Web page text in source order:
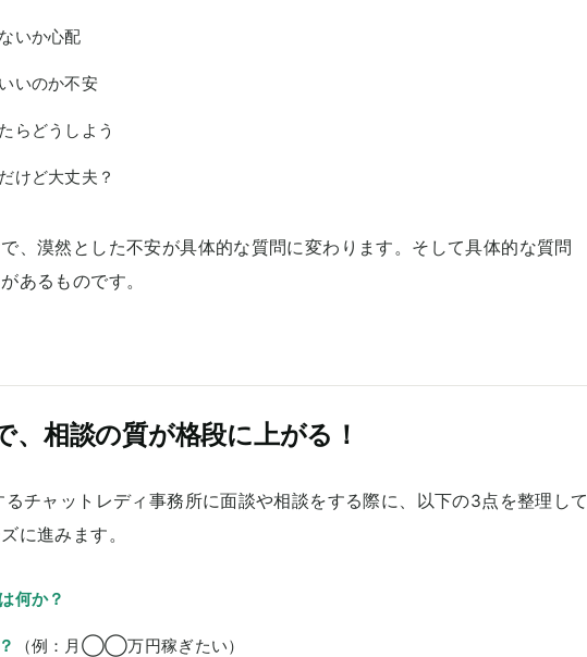
いか心配
いのか不安
らどうしよう
けど大丈夫？
、漠然とした不安が具体的な質問に変わります。そして具体的な質問
あるものです。
、相談の質が格段に上がる！
チャットレディ事務所に面談や相談をする際に、以下の3点を整理して
に進みます。
何か？
（例：月◯◯万円稼ぎたい）